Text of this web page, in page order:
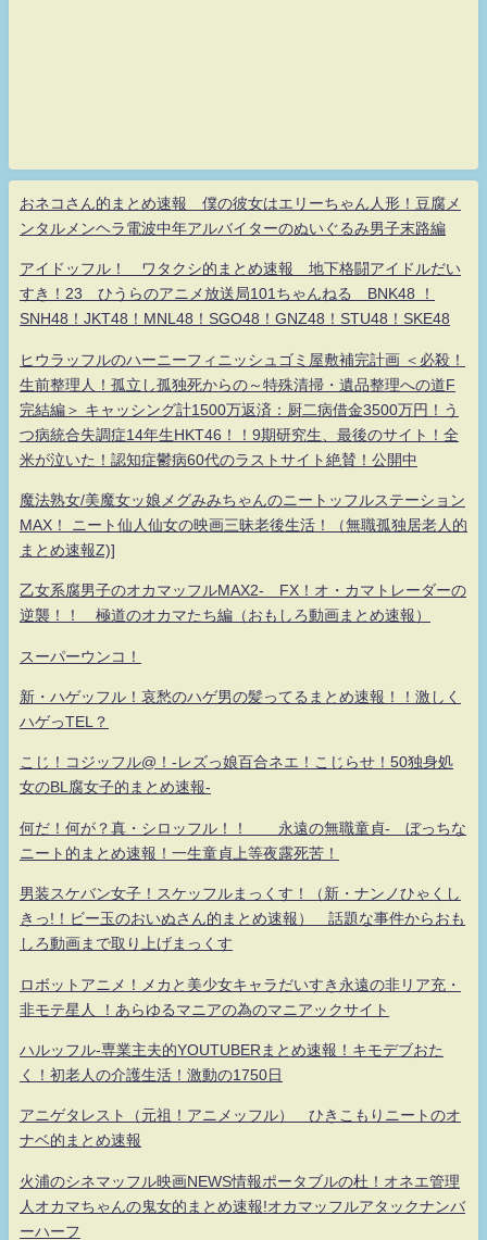
おネコさん的まとめ速報 僕の彼女はエリーちゃん人形！豆腐メ
ンタルメンヘラ電波中年アルバイターのぬいぐるみ男子末路編
アイドッフル！ ワタクシ的まとめ速報 地下格闘アイドルだい
すき！23 ひうらのアニメ放送局101ちゃんねる BNK48 ！
SNH48！JKT48！MNL48！SGO48！GNZ48！STU48！SKE48
ヒウラッフルのハーニーフィニッシュゴミ屋敷補完計画 ＜必殺！
生前整理人！孤立し孤独死からの～特殊清掃・遺品整理への道F
完結編＞ キャッシング計1500万返済：厨二病借金3500万円！う
つ病統合失調症14年生HKT46！！9期研究生、最後のサイト！全
米が泣いた！認知症鬱病60代のラストサイト絶賛！公開中
魔法熟女/美魔女ッ娘メグみみちゃんのニートッフルステーション
MAX！ ニート仙人仙女の映画三昧老後生活！（無職孤独居老人的
まとめ速報Z)]
乙女系腐男子のオカマッフルMAX2- FX！オ・カマトレーダーの
逆襲！！ 極道のオカマたち編（おもしろ動画まとめ速報）
スーパーウンコ！
新・ハゲッフル！哀愁のハゲ男の髪ってるまとめ速報！！激しく
ハゲっTEL？
こじ！コジッフル@！-レズっ娘百合ネエ！こじらせ！50独身処
女のBL腐女子的まとめ速報-
何だ！何が？真・シロッフル！！ 永遠の無職童貞- ぼっちな
ニート的まとめ速報！一生童貞上等夜露死苦！
男装スケバン女子！スケッフルまっくす！（新・ナンノひゃくし
きっ!！ビー玉のおいぬさん的まとめ速報） 話題な事件からおも
しろ動画まで取り上げまっくす
ロボットアニメ！メカと美少女キャラだいすき永遠の非リア充・
非モテ星人 ！あらゆるマニアの為のマニアックサイト
ハルッフル-専業主夫的YOUTUBERまとめ速報！キモデブおた
く！初老人の介護生活！激動の1750日
アニゲタレスト（元祖！アニメッフル） ひきこもりニートのオ
ナベ的まとめ速報
火浦のシネマッフル映画NEWS情報ポータブルの杜！オネエ管理
人オカマちゃんの鬼女的まとめ速報!オカマッフルアタックナンバ
ーハーフ